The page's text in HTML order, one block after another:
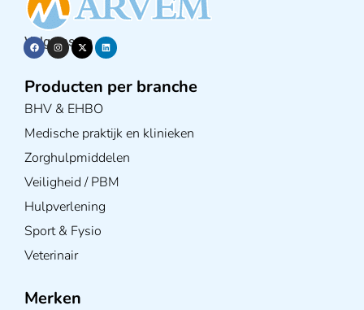
Volg ons op
Producten per branche
BHV & EHBO
Medische praktijk en klinieken
Zorghulpmiddelen
Veiligheid / PBM
Hulpverlening
Sport & Fysio
Veterinair
Merken